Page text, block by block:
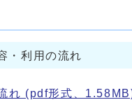
・利用の流れ
れ (pdf形式、